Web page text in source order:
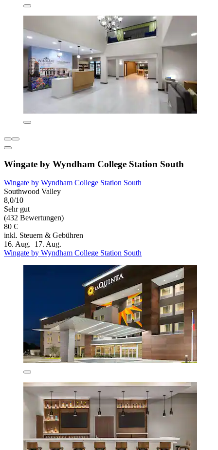
Wingate by Wyndham College Station South
Wingate by Wyndham College Station South
Southwood Valley
8,0/10
Sehr gut
(432 Bewertungen)
80 €
inkl. Steuern & Gebühren
16. Aug.–17. Aug.
Wingate by Wyndham College Station South